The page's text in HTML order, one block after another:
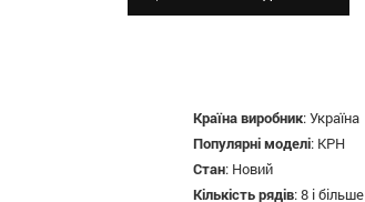
Країна виробник:Україна
Популярні моделі: КРН
Стан: Новий
Кількість рядів:8 і більше